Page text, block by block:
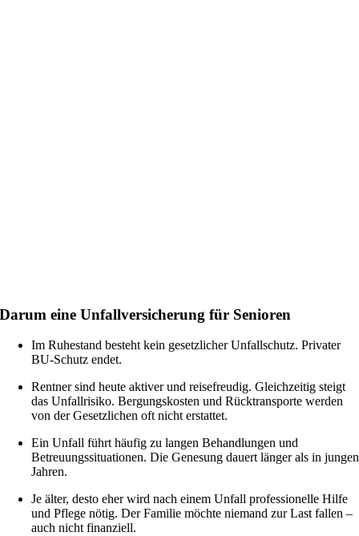
Darum eine Unfallversicherung für Senioren
Im Ruhestand besteht kein gesetzlicher Unfallschutz. Privater
BU-Schutz endet.
Rentner sind heute aktiver und reisefreudig. Gleichzeitig steigt
das Unfallrisiko. Bergungskosten und Rücktransporte werden
von der Gesetzlichen oft nicht erstattet.
Ein Unfall führt häufig zu langen Behandlungen und
Betreuungssituationen. Die Genesung dauert länger als in jungen
Jahren.
Je älter, desto eher wird nach einem Unfall professionelle Hilfe
und Pflege nötig. Der Familie möchte niemand zur Last fallen –
auch nicht finanziell.